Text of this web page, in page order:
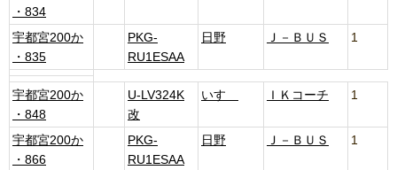
・834
宇都宮200か
・835
PKG-
RU1ESAA
日野 Ｊ－ＢＵＳ 1
宇都宮200か
・848
U-LV324K
改
いすゞ ＩＫコーチ 1
宇都宮200か
・866
PKG-
RU1ESAA
日野 Ｊ－ＢＵＳ 1